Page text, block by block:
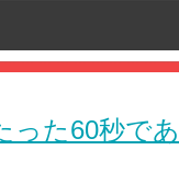
た60秒で